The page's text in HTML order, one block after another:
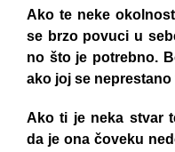
Ako te neke
se brzo povuci u
no što je potrebno.
ako joj se neprestano
Ako ti je neka stvar
da je ona čoveku